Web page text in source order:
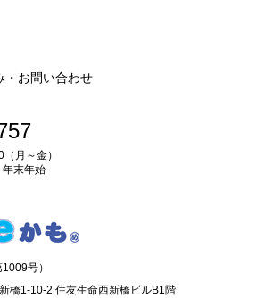
・お問い合わせ
月～金）
末年始
号）
橋1-10-2 住友生命西新橋ビルB1階